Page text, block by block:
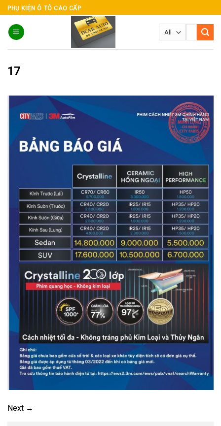
Skip
to
content
PHỤ KIỆN Ô TÔ CAO CẤP
17
Next →